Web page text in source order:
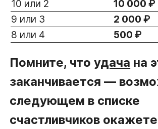
10 или 2
10 000 ₽
9 или 3
2 000 ₽
8 или 4
500 ₽
Помните, чтоудача на
заканчивается —
следующем в списке
счастливчиков